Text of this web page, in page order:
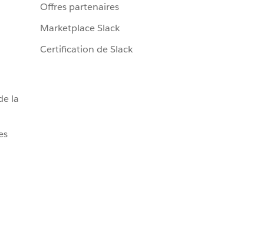
la
Offres partenaires
Marketplace Slack
Certification de Slack